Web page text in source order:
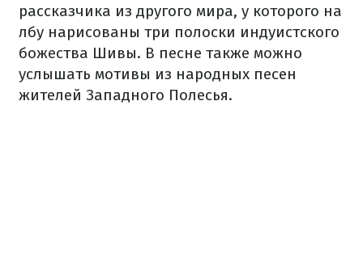
рассказчика из другого мира, у которого на
лбу нарисованы три полоски индуистского
божества Шивы. В песне также можно
услышать мотивы из народных песен
жителей Западного Полесья.